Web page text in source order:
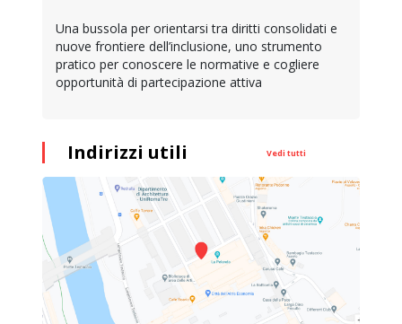
Una bussola per orientarsi tra diritti consolidati e
nuove frontiere dell’inclusione, uno strumento
pratico per conoscere le normative e cogliere
opportunità di partecipazione attiva
Indirizzi utili Vedi tutti